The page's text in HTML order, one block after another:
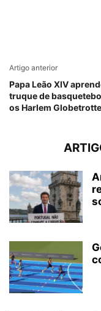
Artigo anterior
Papa Leão XIV
truque de
os Harlem